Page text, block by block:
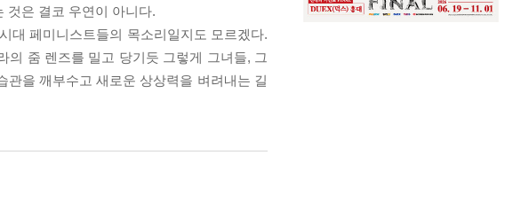
것은 결코 우연이 아니다.
대 페미니스트들의 목소리일지도 모르겠다.
의 줌 렌즈를 밀고 당기듯 그렇게 그녀들, 그
을 깨부수고 새로운 상상력을 벼려내는 길